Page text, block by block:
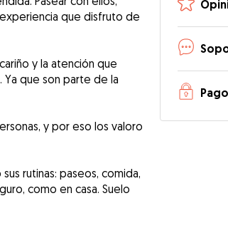
que disfruto de
y la atención que
que son parte de la
y por eso los valoro
rutinas: paseos, comida,
como en casa. Suelo